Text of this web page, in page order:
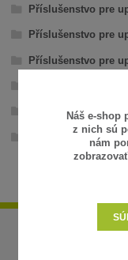
Příslušenstvo pre
Příslušenstvo pre
Příslušenstvo pre
Príslušenstvo
Inštalačný materiál
Náš e-shop
z nich sú
nám